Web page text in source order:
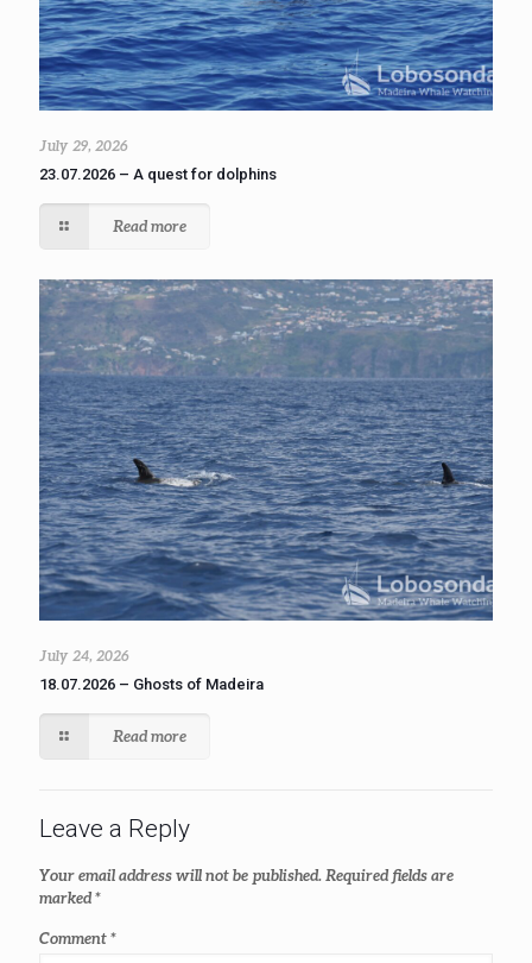
July 29, 2026
23.07.2026 – A quest for dolphins
Read more
July 24, 2026
18.07.2026 – Ghosts of Madeira
Read more
Leave a Reply
Your email address will not be published. Required fields are
marked*
Comment*